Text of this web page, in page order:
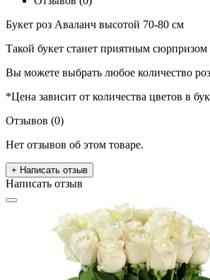
Букет роз Аваланч высотой 70-80 см
Такой букет станет приятным
Вы можете выбрать любое количество
*Цена зависит от количества цветов в
Отзывов (0)
Нет отзывов об этом товаре.
+ Написать отзыв
Написать отзыв